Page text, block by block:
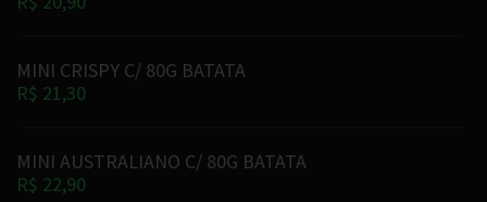
MINI CRISPY C/ 80G BATATA
R$ 21,30
MINI AUSTRALIANO C/ 80G BATATA
R$ 22,90